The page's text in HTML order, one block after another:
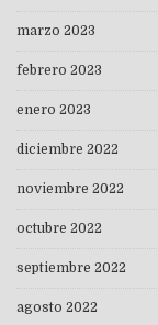
marzo 2023
febrero 2023
enero 2023
diciembre 2022
noviembre 2022
octubre 2022
septiembre 2022
agosto 2022